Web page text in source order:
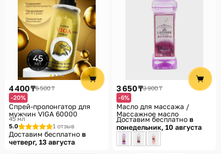
4 400 ₸5 500 ₸
-20%
Спрей-пролонгатор для
мужчин VIGA 60000
45 мл
5.0
1 отзыв
Доставим бесплатно в
четверг, 13 августа
3 650 ₸3 900 ₸
-6%
Масло для массажа /
Массажное масло
Доставим бесплатно в
понедельник, 10 августа